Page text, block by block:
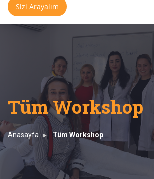
Sizi Arayalım
Tüm Workshop
Anasayfa Tüm Workshop